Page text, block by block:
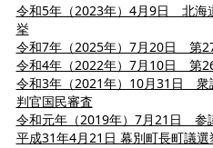
令和5年（2023年）4月9日 北海
挙
令和7年（2025年）7月20日 第
令和4年（2022年）7月10日 第
令和3年（2021年）10月31日 衆
判官国民審査
令和元年（2019年）7月21日 参
平成31年4月21日 幕別町長町議選